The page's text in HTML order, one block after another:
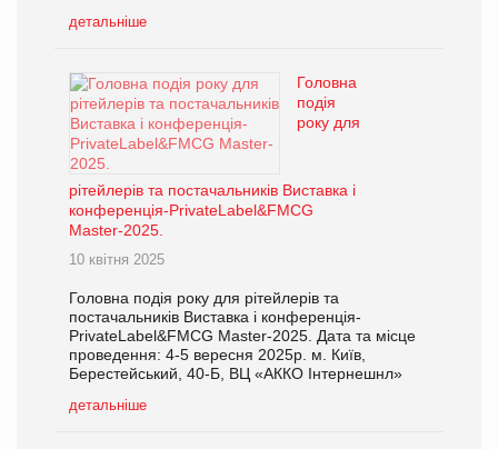
детальніше
Головна
подія
року для
рітейлерів та постачальників Виставка і
конференція-PrivateLabel&FMCG
Master-2025.
10 квітня 2025
Головна подія року для рітейлерів та
постачальників Виставка і конференція-
PrivateLabel&FMCG Master-2025. Дата та місце
проведення: 4-5 вересня 2025р. м. Київ,
Берестейський, 40-Б, ВЦ «АККО Інтернешнл»
детальніше